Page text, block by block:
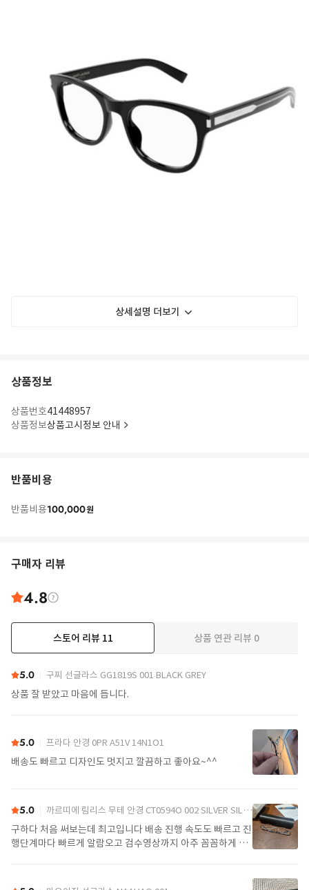
상세설명 더보기
상품정보
상품번호41448957
상품정보상품고시정보 안내
반품비용
반품비용100,000원
구매자 리뷰
4.8
스토어 리뷰 11 상품 연관 리뷰 0
5.0 구찌 선글라스 GG1819S 001 BLACK GREY
상품 잘 받았고 마음에 듭니다.
5.0 프라다 안경 0PR A51V 14N1O1
배송도 빠르고 디자인도 멋지고 깔끔하고 좋아요~^^
5.0 까르띠에 림리스 무테 안경 CT0594O 002 SILVER SILVER TRANSPARENT
구하다 처음 써보는데 최고입니다 배송 진행 속도도 빠르고 진
행단계마다 빠르게 알람오고 검수영상까지 아주 꼼꼼하게 찍